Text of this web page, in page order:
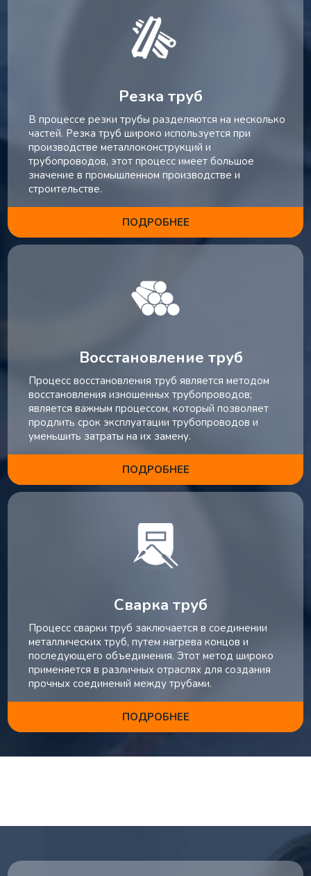
Резка труб
В процессе резки трубы разделяются на несколько
частей. Резка труб широко используется при
производстве металлоконструкций и
трубопроводов, этот процесс имеет большое
значение в промышленном производстве и
строительстве.
ПОДРОБНЕЕ
Восстановление труб
Процесс восстановления труб является методом
восстановления изношенных трубопроводов;
является важным процессом, который позволяет
продлить срок эксплуатации трубопроводов и
уменьшить затраты на их замену.
ПОДРОБНЕЕ
Сварка труб
Процесс сварки труб заключается в соединении
металлических труб, путем нагрева концов и
последующего объединения. Этот метод широко
применяется в различных отраслях для создания
прочных соединений между трубами.
ПОДРОБНЕЕ